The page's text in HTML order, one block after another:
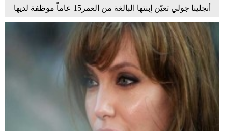
ديكور أنجلينا جولي تعيّن إبنتها البالغة من العمر15 عاماً موظفة لديها